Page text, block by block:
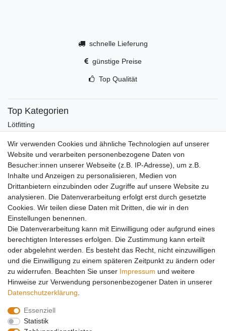
schnelle Lieferung
günstige Preise
Top Qualität
Top Kategorien
Lötfitting
Werkzeug
Kältetechnikzubehör
Kältefitting
Y-Verteiler
Mein Konto
Kontakt
Versandkosten
Zahlungsarten
Service
Registrierung
Login
Mein Konto
Impressum
Wir verwenden Cookies und ähnliche Technologien auf unserer
Website und verarbeiten personenbezogene Daten von
Besucher:innen unserer Webseite (z.B. IP-Adresse), um z.B.
Inhalte und Anzeigen zu personalisieren, Medien von
Drittanbietern einzubinden oder Zugriffe auf unsere Website zu
analysieren. Die Datenverarbeitung erfolgt erst durch gesetzte
Cookies. Wir teilen diese Daten mit Dritten, die wir in den
Einstellungen benennen.
Die Datenverarbeitung kann mit Einwilligung oder aufgrund eines
berechtigten Interesses erfolgen. Die Zustimmung kann erteilt
oder abgelehnt werden. Es besteht das Recht, nicht einzuwilligen
und die Einwilligung zu einem späteren Zeitpunkt zu ändern oder
zu widerrufen. Beachten Sie unser Impressum und weitere
Hinweise zur Verwendung personenbezogener Daten in unserer
Daten­schutz­erklärung
Essenziell
Statistik